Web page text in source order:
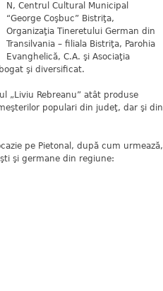
N, Centrul Cultural Municipal
“George Coşbuc” Bistriţa,
Organizaţia Tineretului German din
Transilvania – filiala Bistriţa, Parohia
Evanghelică, C.A. şi Asociaţia
şi diversificat.
„Liviu Rebreanu” atât produse
populari din judeţ, dar şi din
pe Pietonal, după cum urmează,
şi germane din regiune: